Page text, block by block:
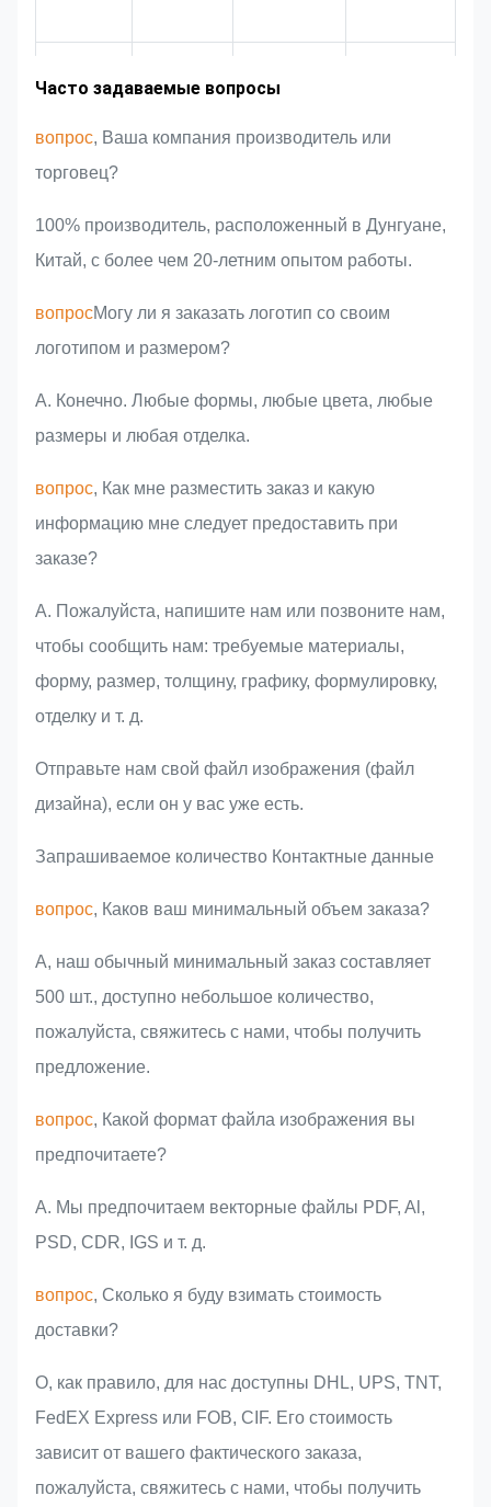
строгим требованиям качества.
Рыночная
площадь Представление
команды
Часто задаваемые вопросы
вопрос, Ваша компания производитель или
торговец?
100% производитель, расположенный в Дунгуане,
Китай, с более чем 20-летним опытом работы.
вопросМогу ли я заказать логотип со своим
логотипом и размером?
А. Конечно. Любые формы, любые цвета, любые
размеры и любая отделка.
вопрос, Как мне разместить заказ и какую
информацию мне следует предоставить при
заказе?
A. Пожалуйста, напишите нам или позвоните нам,
чтобы сообщить нам: требуемые материалы,
форму, размер, толщину, графику, формулировку,
отделку и т. д.
Отправьте нам свой файл изображения (файл
дизайна), если он у вас уже есть.
Запрашиваемое количество Контактные данные
вопрос, Каков ваш минимальный объем заказа?
A, наш обычный минимальный заказ составляет
500 шт., доступно небольшое количество,
пожалуйста, свяжитесь с нами, чтобы получить
предложение.
вопрос, Какой формат файла изображения вы
предпочитаете?
A. Мы предпочитаем векторные файлы PDF, Al,
PSD, CDR, IGS и т. д.
вопрос, Сколько я буду взимать стоимость
доставки?
О, как правило, для нас доступны DHL, UPS, TNT,
FedEX Express или FOB, CIF. Его стоимость
зависит от вашего фактического заказа,
пожалуйста, свяжитесь с нами, чтобы получить